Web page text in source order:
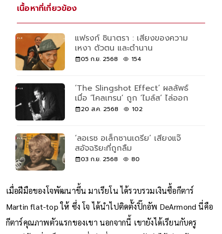
เนื้อหาที่เกี่ยวข้อง
แฟรงก์ ซินาตรา : เสียงของความ
เหงา ตัวตน และตำนาน
‘The Slingshot Effect’ ผลลัพธ์
เมื่อ ‘โคลเทรน’ ถูก ‘ไมล์ส’ ไล่ออก
‘ลอเรซ อเล็กซานเดรีย’ เสียงแจ๊
สอัจฉริยะที่ถูกลืม
เมื่อฝีมือของโจพัฒนาขึ้น มาเรียโน ได้รวบรวมเงินซื้อกีตาร์
Martin flat-top ให้ ซึ่ง โจ ได้นำไปติดตั้งปิ๊กอัพ DeArmond นี่คือ